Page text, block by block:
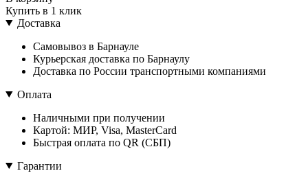
Купить в 1 клик
Доставка
Самовывоз в Барнауле
Курьерская доставка по Барнаулу
Доставка по России транспортными компаниями
Оплата
Наличными при получении
Картой: МИР, Visa, MasterCard
Быстрая оплата по QR (СБП)
Гарантии